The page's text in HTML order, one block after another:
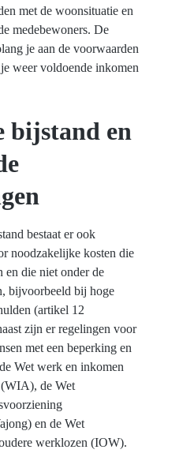
met de woonsituatie en
medebewoners. De
je aan de voorwaarden
weer voldoende inkomen
bijstand en
bestaat er ook
noodzakelijke kosten die
en die niet onder de
bijvoorbeeld bij hoge
(artikel 12
zijn er regelingen voor
met een beperking en
Wet werk en inkomen
(WIA), de Wet
en de Wet
werklozen (IOW).